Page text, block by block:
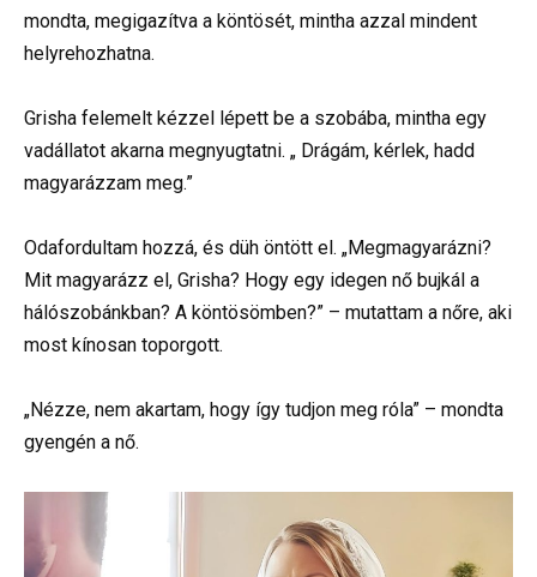
mondta, megigazítva a köntösét, mintha azzal mindent
helyrehozhatna.
Grisha felemelt kézzel lépett be a szobába, mintha egy
vadállatot akarna megnyugtatni. „ Drágám, kérlek, hadd
magyarázzam meg.”
Odafordultam hozzá, és düh öntött el. „Megmagyarázni?
Mit magyarázz el, Grisha? Hogy egy idegen nő bujkál a
hálószobánkban? A köntösömben?” – mutattam a nőre, aki
most kínosan toporgott.
„Nézze, nem akartam, hogy így tudjon meg róla” – mondta
gyengén a nő.